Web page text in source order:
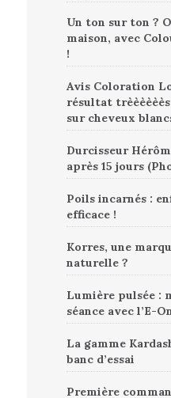
Un ton sur ton ?
maison, avec
!
Avis Coloration
résultat
sur cheveux
Durcisseur
après 15 jours
Poils incarnés :
efficace !
Korres, une
naturelle ?
Lumière pulsée :
séance avec l’E-
La gamme
banc d’essai
Première